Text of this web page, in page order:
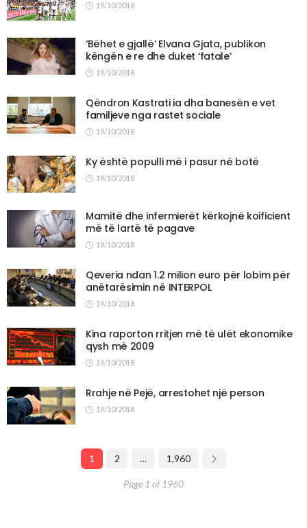
19/10/2018
‘Bëhet e gjallë’ Elvana Gjata, publikon
këngën e re dhe duket ‘fatale’
19/10/2018
Qëndron Kastrati ia dha banesën e vet
familjeve nga rastet sociale
19/10/2018
Ky është populli më i pasur në botë
19/10/2018
Mamitë dhe infermierët kërkojnë koificient
më të lartë të pagave
19/10/2018
Qeveria ndan 1.2 milion euro për lobim për
anëtarësimin në INTERPOL
19/10/2018
Kina raporton rritjen më të ulët ekonomike
qysh më 2009
19/10/2018
Rrahje në Pejë, arrestohet një person
19/10/2018
1 2 … 1,960
Page 1 of 1960